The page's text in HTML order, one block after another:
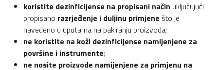
koristite dezinficijense na propisani način uključujući
propisano razrjeđenje i duljinu primjene što je
navedeno u uputama na pakiranju proizvoda;
ne koristite na koži dezinficijense namijenjene za
površine i instrumente;
ne nosite proizvode namijenjene za primjenu na